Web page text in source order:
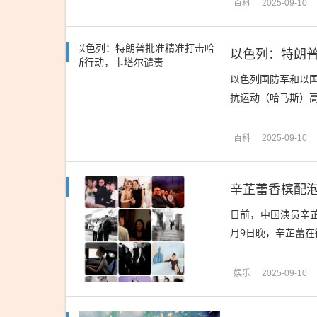
百科 2025-09-10
以色列：特朗
以色列国防军和以
抗运动（哈马斯）
百科 2025-09-10
日前，中国演员辛
月9日晚，辛芷蕾
娱乐 2025-09-10